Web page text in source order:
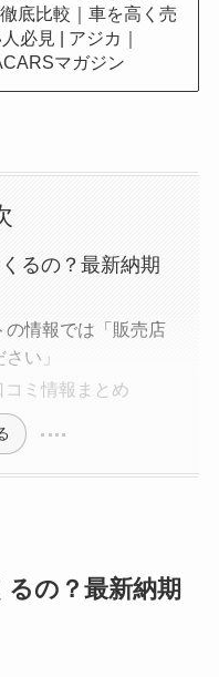
底比較｜車を高く売
必見 | アジカ｜
マガジン
るの？最新納期
の情報では「販売店
い」
ミ情報まとめ
の？最新納期